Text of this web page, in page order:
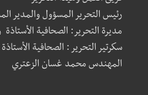
رئيس التحرير المسؤول والمدير
مديرة التحرير: الصحافية
سكرتير التحرير : الصحافية
المهندس محمد غسان الزعتري